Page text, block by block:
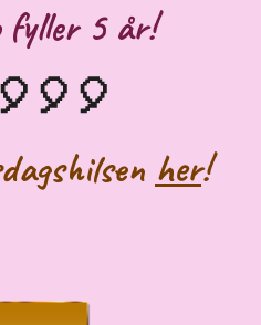
fyller 5 år!
her!